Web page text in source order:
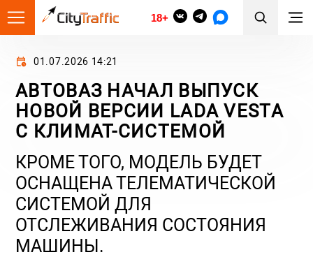
18+
01.07.2026 14:21
АВТОВАЗ НАЧАЛ ВЫПУСК
НОВОЙ ВЕРСИИ LADA VESTA
С КЛИМАТ-СИСТЕМОЙ
КРОМЕ ТОГО, МОДЕЛЬ БУДЕТ
ОСНАЩЕНА ТЕЛЕМАТИЧЕСКОЙ
СИСТЕМОЙ ДЛЯ
ОТСЛЕЖИВАНИЯ СОСТОЯНИЯ
МАШИНЫ.